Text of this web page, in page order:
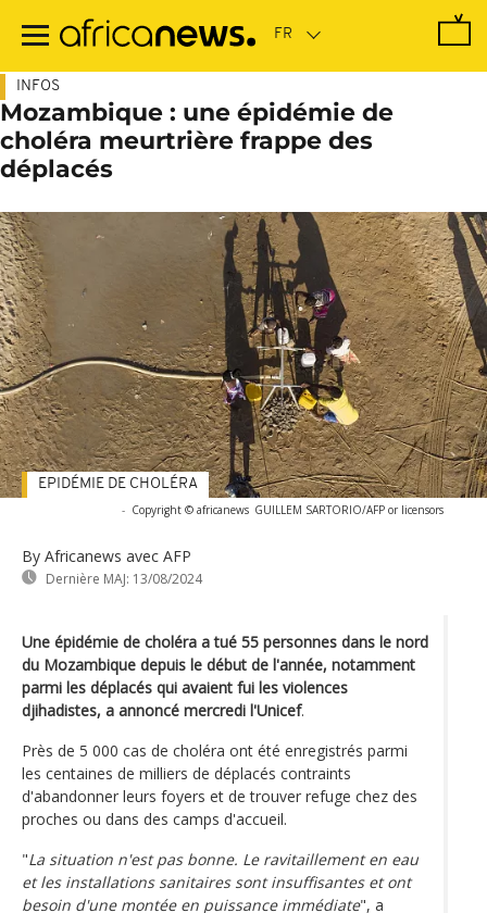
contenu
INFOS
Mozambique : une épidémie de
choléra meurtrière frappe des
déplacés
- Copyright © africanews GUILLEM SARTORIO/AFP or licensors
By Africanews avec AFP
Dernière MAJ: 13/08/2024
EPIDÉMIE DE CHOLÉRA
Une épidémie de choléra a tué 55 personnes dans le nord
du Mozambique depuis le début de l'année, notamment
parmi les déplacés qui avaient fui les violences
djihadistes, a annoncé mercredi l'Unicef.
Près de 5 000 cas de choléra ont été enregistrés parmi
les centaines de milliers de déplacés contraints
d'abandonner leurs foyers et de trouver refuge chez des
proches ou dans des camps d'accueil.
"La situation n'est pas bonne. Le ravitaillement en eau
et les installations sanitaires sont insuffisantes et ont
besoin d'une montée en puissance immédiate", a